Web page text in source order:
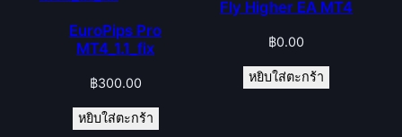
EuroPips Pro
MT4_1.1_fix
฿300.00
หยิบใส่ตะกร้า
Fly Higher EA MT4
฿0.00
หยิบใส่ตะกร้า